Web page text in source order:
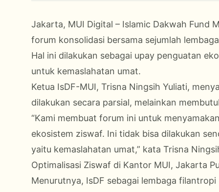
Jakarta, MUI Digital – Islamic Dakwah Fund
forum konsolidasi bersama sejumlah
Hal ini dilakukan sebagai upay penguatan
untuk kemaslahatan umat.
Ketua IsDF-MUI, Trisna Ningsih Yuliati,
dilakukan secara parsial, melainkan
“Kami membuat forum ini untuk
ekosistem ziswaf. Ini tidak bisa dilakukan
yaitu kemaslahatan umat,” kata Trisna
Optimalisasi Ziswaf di Kantor MUI, Jakarta
Menurutnya, IsDF sebagai lembaga